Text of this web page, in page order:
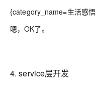
{category_name=生活感
嗯，OK了。
4. service层开发